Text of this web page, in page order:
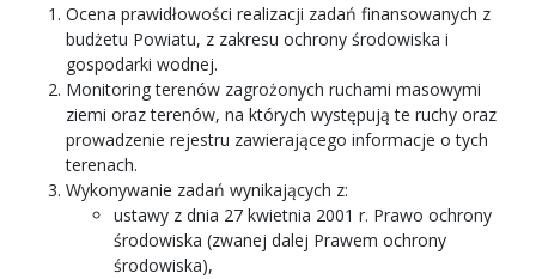
Ocena prawidłowości realizacji zadań finansowanych z
budżetu Powiatu, z zakresu ochrony środowiska i
gospodarki wodnej.
Monitoring terenów zagrożonych ruchami masowymi
ziemi oraz terenów, na których występują te ruchy oraz
prowadzenie rejestru zawierającego informacje o tych
terenach.
Wykonywanie zadań wynikających z:
ustawy z dnia 27 kwietnia 2001 r. Prawo ochrony
środowiska (zwanej dalej Prawem ochrony
środowiska),